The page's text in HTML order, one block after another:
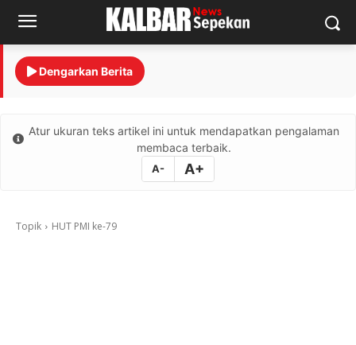
Dengarkan Berita
Atur ukuran teks artikel ini untuk mendapatkan pengalaman
membaca terbaik.
A- A+
Topik HUT PMI ke-79